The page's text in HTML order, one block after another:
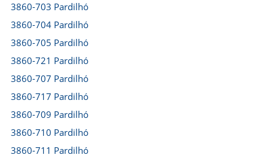
3860-703 Pardilhó
3860-704 Pardilhó
3860-705 Pardilhó
3860-721 Pardilhó
3860-707 Pardilhó
3860-717 Pardilhó
3860-709 Pardilhó
3860-710 Pardilhó
3860-711 Pardilhó